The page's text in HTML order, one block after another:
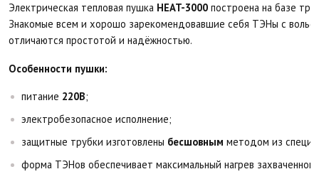
Электрическая тепловая пушка HEAT-3000 построена на базе
Знакомые всем и хорошо зарекомендовавшие себя ТЭНы с
отличаются простотой и надёжностью.
Особенности пушки:
питание 220В;
электробезопасное исполнение;
защитные трубки изготовлены бесшовным методом из
форма ТЭНов обеспечивает максимальный нагрев